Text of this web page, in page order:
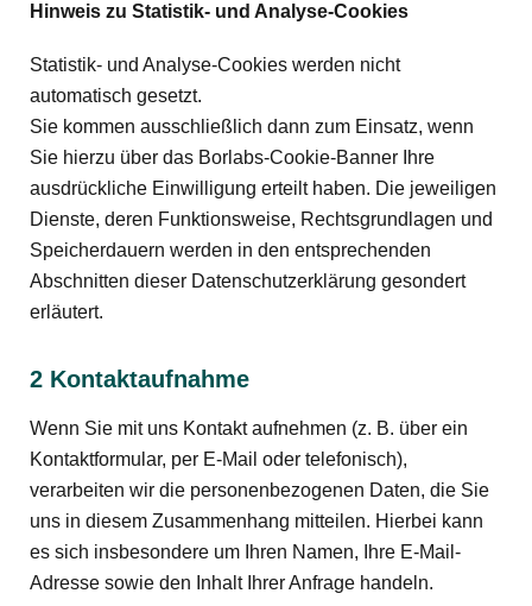
Hinweis zu Statistik- und Analyse-Cookies
Statistik- und Analyse-Cookies werden nicht
automatisch gesetzt.
Sie kommen ausschließlich dann zum Einsatz, wenn
Sie hierzu über das Borlabs-Cookie-Banner Ihre
ausdrückliche Einwilligung erteilt haben. Die jeweiligen
Dienste, deren Funktionsweise, Rechtsgrundlagen und
Speicherdauern werden in den entsprechenden
Abschnitten dieser Datenschutzerklärung gesondert
erläutert.
2 Kontaktaufnahme
Wenn Sie mit uns Kontakt aufnehmen (z. B. über ein
Kontaktformular, per E-Mail oder telefonisch),
verarbeiten wir die personenbezogenen Daten, die Sie
uns in diesem Zusammenhang mitteilen. Hierbei kann
es sich insbesondere um Ihren Namen, Ihre E-Mail-
Adresse sowie den Inhalt Ihrer Anfrage handeln.